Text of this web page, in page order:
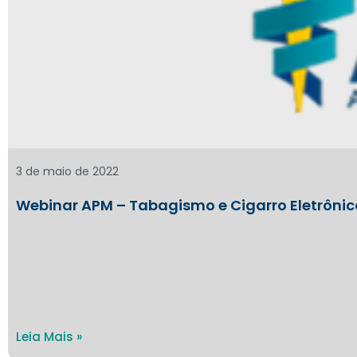
Webinar APM – Tabagismo e Cigarro
3 de maio de 2022
Leia Mais »